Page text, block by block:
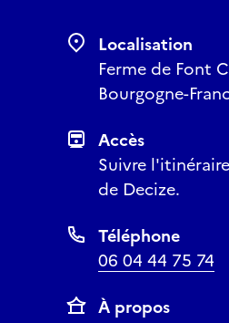
Localisation
Ferme de Font
Bourgogne-
Accès
Suivre
de Decize.
Téléphone
06 04 44 75 74
À propos